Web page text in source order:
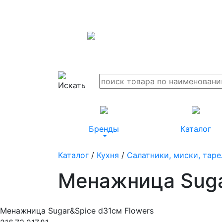
Бренды Каталог
Каталог / Кухня / Салатники, миски,
Менажница
Менажница Sugar&Spice d31см Flowers